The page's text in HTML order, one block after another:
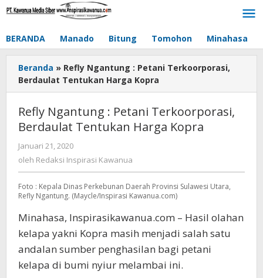
Lewati
BERANDA Manado Bitung Tomohon Minahasa
Beranda » Refly Ngantung : Petani Terkoorporasi,
Berdaulat Tentukan Harga Kopra
Refly Ngantung : Petani Terkoorporasi,
Berdaulat Tentukan Harga Kopra
Januari 21, 2020
Redaksi
oleh Redaksi Inspirasi Kawanua
Foto : Kepala Dinas Perkebunan Daerah Provinsi Sulawesi Utara,
Refly Ngantung. (Maycle/Inspirasi Kawanua.com)
Minahasa, Inspirasikawanua.com – Hasil olahan
kelapa yakni Kopra masih menjadi salah satu
andalan sumber penghasilan bagi petani
kelapa di bumi nyiur melambai ini.